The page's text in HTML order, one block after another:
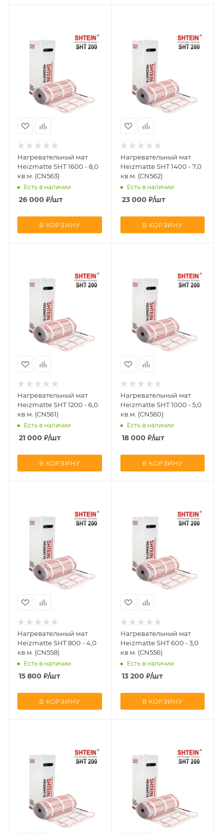
Нагревательный мат
Heizmatte SHT 1600 - 8,0
кв.м. (CN563)
Есть в наличии
26 000 ₽/шт
В КОРЗИНУ
Нагревательный мат
Heizmatte SHT 1400 - 7,0
кв.м. (CN562)
Есть в наличии
23 000 ₽/шт
В КОРЗИНУ
Нагревательный мат
Heizmatte SHT 1200 - 6,0
кв.м. (CN561)
Есть в наличии
21 000 ₽/шт
В КОРЗИНУ
Нагревательный мат
Heizmatte SHT 1000 - 5,0
кв.м. (CN560)
Есть в наличии
18 000 ₽/шт
В КОРЗИНУ
Нагревательный мат
Heizmatte SHT 800 - 4,0
кв.м. (CN558)
Есть в наличии
15 800 ₽/шт
В КОРЗИНУ
Нагревательный мат
Heizmatte SHT 600 - 3,0
кв.м. (CN556)
Есть в наличии
13 200 ₽/шт
В КОРЗИНУ